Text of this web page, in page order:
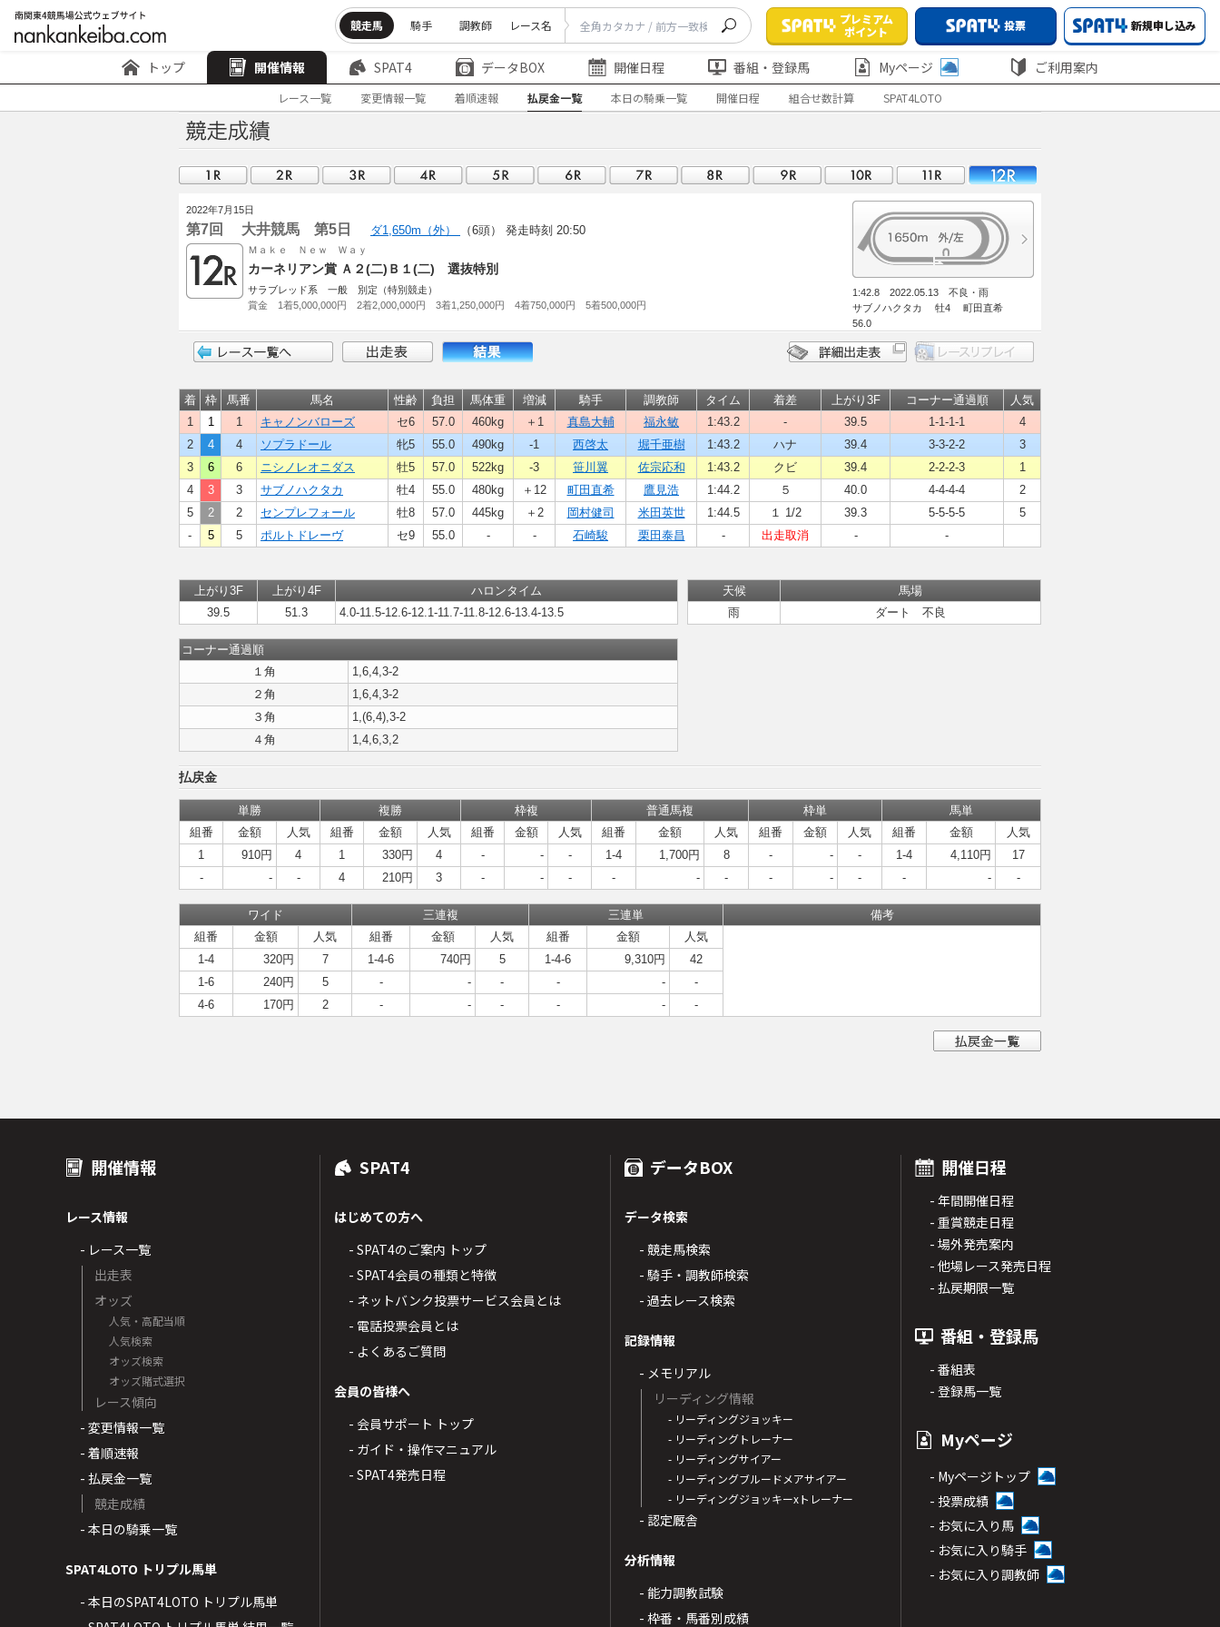
競走馬 騎手 調教師 レース名
プレミアム
ポイント
投票 新規申し込み
トップ 開催情報 SPAT4 データBOX 開催日程 番組・登録馬 Myページ ご利用案内
レース一覧 変更情報一覧 着順速報 払戻金一覧 本日の騎乗一覧 開催日程 組合せ数計算 SPAT4LOTO
2022年7月15日
第7回 大井競馬 第5日 ダ1,650m（外） （6頭） 発走時刻 20:50
Ｍａｋｅ Ｎｅｗ Ｗａｙ
カーネリアン賞 Ａ２(二)Ｂ１(二) 選抜特別
サラブレッド系 一般 別定（特別競走）
賞金 1着5,000,000円 2着2,000,000円 3着1,250,000円 4着750,000円 5着500,000円
1:42.8 2022.05.13 不良・雨
サブノハクタカ 牡4 町田直希
56.0
着 枠 馬番 馬名 性齢 負担 馬体重 増減 騎手 調教師 タイム 着差 上がり3F コーナー通過順
人気
1
1 1 キャノンバローズ セ6 57.0 460kg ＋1 真島大輔 福永敏 1:43.2 - 39.5 1-1-1-1
4
2
4 4 ソプラドール 牝5 55.0 490kg -1 西啓太 堀千亜樹 1:43.2 ハナ 39.4 3-3-2-2
3
3
6 6 ニシノレオニダス 牡5 57.0 522kg -3 笹川翼 佐宗応和 1:43.2 クビ 39.4 2-2-2-3
1
4
3 3 サブノハクタカ 牡4 55.0 480kg ＋12 町田直希 鷹見浩 1:44.2 ５ 40.0 4-4-4-4
2
5
2 2 センプレフォール 牡8 57.0 445kg ＋2 岡村健司 米田英世 1:44.5 １ 1/2 39.3 5-5-5-5
5
-
5 5 ポルトドレーヴ セ9 55.0 - - 石崎駿 栗田泰昌 - 出走取消 - -
上がり3F 上がり4F
ハロンタイム
39.5
51.3 4.0-11.5-12.6-12.1-11.7-11.8-12.6-13.4-13.5
コーナー通過順
１角
1,6,4,3-2
２角
1,6,4,3-2
３角
1,(6,4),3-2
４角
1,4,6,3,2
天候
馬場
雨
ダート 不良
払戻金
単勝 複勝 枠複 普通馬複 枠単
馬単
組番
金額 人気 組番 金額 人気 組番 金額 人気 組番 金額 人気 組番 金額 人気 組番 金額
人気
1
910円 4 1 330円 4 - - - 1-4 1,700円 8 - - - 1-4 4,110円
17
-
- - 4 210円 3 - - - - - - - - - - - -
ワイド 三連複 三連単
備考
組番
金額 人気 組番 金額 人気 組番 金額
人気
1-4
320円 7 1-4-6 740円 5 1-4-6 9,310円
42
1-6
240円 5 - - - - -
-
4-6
170円 2 - - - - - -
開催情報
レース情報
- レース一覧
出走表
オッズ
人気・高配当順
人気検索
オッズ検索
オッズ賭式選択
レース傾向
- 変更情報一覧
- 着順速報
- 払戻金一覧
競走成績
- 本日の騎乗一覧
SPAT4LOTO トリプル馬単
- 本日のSPAT4LOTO トリプル馬単
SPAT4
はじめての方へ
- SPAT4のご案内 トップ
- SPAT4会員の種類と特徴
- ネットバンク投票サービス会員とは
- 電話投票会員とは
- よくあるご質問
会員の皆様へ
- 会員サポート トップ
- ガイド・操作マニュアル
- SPAT4発売日程
データBOX
データ検索
- 競走馬検索
- 騎手・調教師検索
- 過去レース検索
記録情報
- メモリアル
リーディング情報
- リーディングジョッキー
- リーディングトレーナー
- リーディングサイアー
- リーディングブルードメアサイアー
- リーディングジョッキーxトレーナー
- 認定厩舎
分析情報
- 能力調教試験
- 枠番・馬番別成績
開催日程
- 年間開催日程
- 重賞競走日程
- 場外発売案内
- 他場レース発売日程
- 払戻期限一覧
番組・登録馬
- 番組表
- 登録馬一覧
Myページ
- Myページトップ
- 投票成績
- お気に入り馬
- お気に入り騎手
- お気に入り調教師